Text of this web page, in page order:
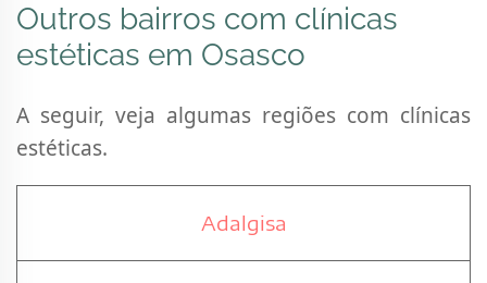
Outros bairros com clínicas
estéticas em Osasco
A seguir, veja algumas regiões com clínicas
estéticas.
Adalgisa